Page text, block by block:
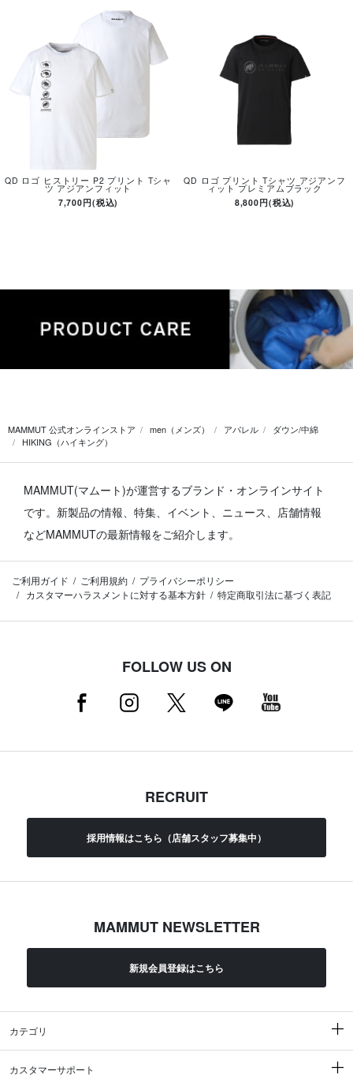
QD ロゴ ヒストリー P2 プリント Tシャ
ツ アジアンフィット
7,700円(税込)
QD ロゴ プリント Tシャツ アジアンフ
ィット プレミアムブラック
8,800円(税込)
MAMMUT 公式オンラインストア men（メンズ） アパレル
ダウン/中綿
HIKING（ハイキング）
MAMMUT(マムート)が運営するブランド・オンラインサイト
です。 新製品の情報、特集、イベント、ニュース、店舗情報
などMAMMUTの最新情報をご紹介します。
ご利用ガイド ご利用規約
プライバシーポリシー
カスタマーハラスメントに対する基本方針
特定商取引法に基づく表記
FOLLOW US ON
RECRUIT
採用情報はこちら（店舗スタッフ募集中）
MAMMUT NEWSLETTER
新規会員登録はこちら
カテゴリ
カスタマーサポート